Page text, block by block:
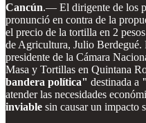
Cancún.— El dirigente de los
pronunció en contra de la
el precio de la tortilla en 2
de Agricultura, Julio
presidente de la Cámara
Masa y Tortillas en Quintana
bandera política" destinada a
atender las necesidades
inviable sin causar un impacto